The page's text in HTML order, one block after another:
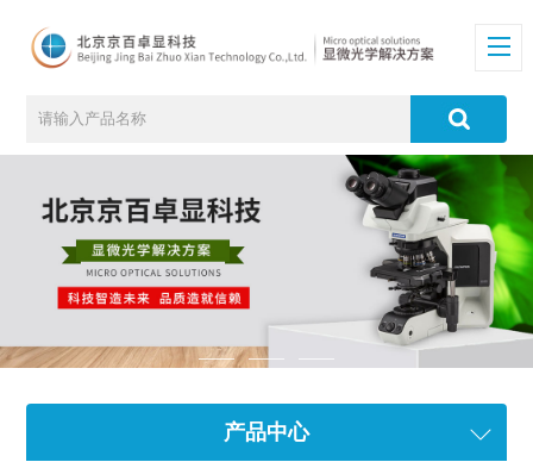
产品中心